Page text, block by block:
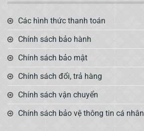
Các hình thức thanh toán
Chính sách bảo hành
Chính sách bảo mật
Chính sách đổi, trả hàng
Chính sách vận chuyển
Chính sách bảo vệ thông tin cá nhân